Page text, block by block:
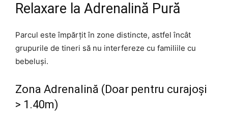
Relaxare la Adrenalină Pură
Parcul este împărțit în zone distincte, astfel încât
grupurile de tineri să nu interfereze cu familiile cu
bebeluși.
Zona Adrenalină (Doar pentru curajoși
> 1.40m)